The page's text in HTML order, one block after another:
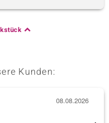
Kunden:
08.08.2026